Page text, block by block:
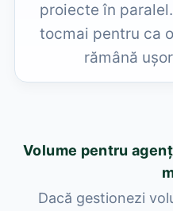
proiecte în
tocmai pentru ca
rămână
Volume pentru
Dacă gestionezi